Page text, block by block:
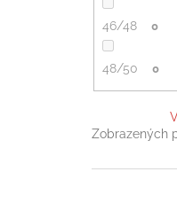
46/48 0
48/50 0
Zobrazených